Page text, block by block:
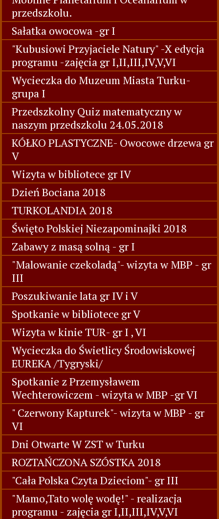
przedszkolu.
Sałatka owocowa -gr I
"Kubusiowi Przyjaciele Natury" -X edycja
programu -zajęcia gr I,II,III,IV,V,VI
Wycieczka do Muzeum Miasta Turku-
grupa I
Przedszkolny Quiz matematyczny w
naszym przedszkolu 24.05.2018
KÓŁKO PLASTYCZNE- Owocowe drzewa gr
V
Wizyta w bibliotece gr IV
Dzień Bociana 2018
TURKOLANDIA 2018
Święto Polskiej Niezapominajki 2018
Zabawy z masą solną - gr I
"Malowanie czekoladą"- wizyta w MBP - gr
III
Poszukiwanie lata gr IV i V
Spotkanie w bibliotece gr V
Wizyta w kinie TUR- gr I , VI
Wycieczka do Świetlicy Środowiskowej
EUREKA /Tygryski/
Spotkanie z Przemysławem
Wechterowiczem - wizyta w MBP -gr VI
" Czerwony Kapturek"- wizyta w MBP - gr
VI
Dni Otwarte W ZST w Turku
ROZTAŃCZONA SZÓSTKA 2018
"Cała Polska Czyta Dzieciom"- gr III
"Mamo,Tato wolę wodę!" - realizacja
programu - zajęcia gr I,II,III,IV,V,VI